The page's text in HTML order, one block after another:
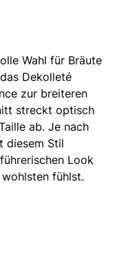
Wahl für Bräute
Dekolleté
zur breiteren
streckt optisch
ab. Je nach
diesem Stil
Look
fühlst.